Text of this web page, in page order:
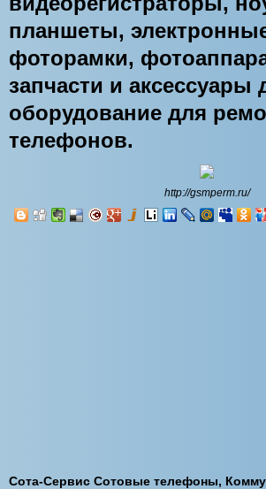
планшеты,
фоторамки,
запчасти и аксессуары
оборудование для
телефонов.
http://gsmperm.ru/
Сота-Сервис Сотовые телефоны,